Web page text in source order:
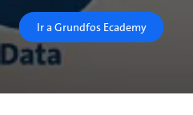
Ir a Grundfos Ecademy